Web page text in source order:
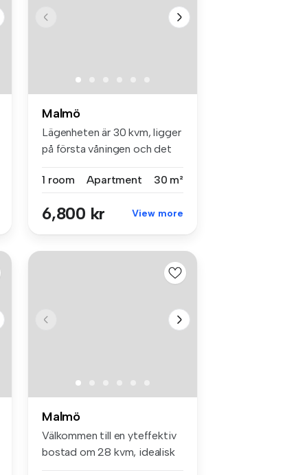
Malmö
Lägenheten är 30 kvm, ligger
på första våningen och det
1 room
Apartment 30 m²
6,800 kr View more
Malmö
Välkommen till en yteffektiv
bostad om 28 kvm, idealisk